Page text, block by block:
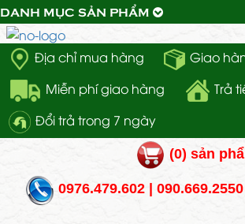
Địa chỉ mua hàng
Giao
Miễn phí giao hàng
Trả
Đổi trả trong 7 ngày
(0) sản
0976.479.602 |
DANH MỤC SẢN PHẨM